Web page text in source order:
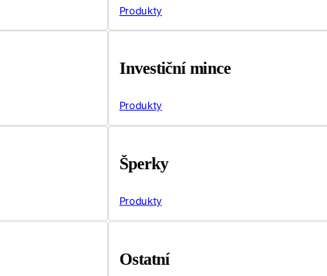
Produkty
Investiční mince
Produkty
Šperky
Produkty
Ostatní